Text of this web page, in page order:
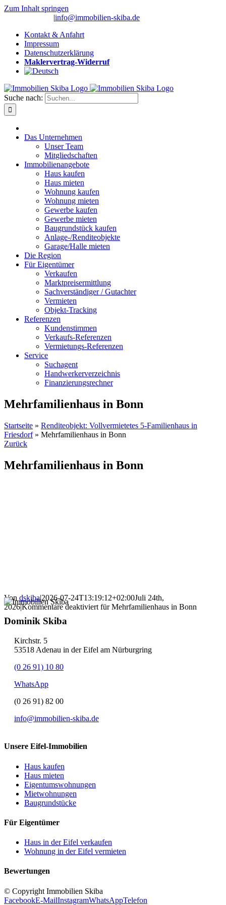
Zum Inhalt springen
|info@immobilien-skiba.de
Kontakt & Anfahrt
Impressum
Datenschutzerklärung
Maklervertrag-Widerruf
Suche nach:
Das Unternehmen
Unser Team
Mitgliedschaften
Immobilienangebote
Haus kaufen
Haus mieten
Wohnung kaufen
Wohnung mieten
Gewerbe kaufen
Gewerbe mieten
Baugrundstück kaufen
Anlage-/Renditeobjekte
Garage/Halle mieten
Die Region
Für Eigentümer
Verkaufen
Marktpreisermittlung
Sachverständiger / Gutachter
Vermieten
Objekt-Tracking
Referenzen
Kundenstimmen
Verkaufs-Referenzen
Vermietungs-Referenzen
Service
Suchagent
Handwerkerverzeichnis
Finanzierungsrechner
Mehrfamilienhaus in Bonn
Startseite » Renditeobjekt: Vollvermietetes 5-Familienhaus in
Friesdorf» Mehrfamilienhaus in Bonn
Zurück
Mehrfamilienhaus in Bonn
Von dskiba|2026-07-24T13:19:12+02:00Juli 24th,
2026|Kommentare deaktiviert für Mehrfamilienhaus in Bonn
Dominik Skiba
Kirchstr. 5
53518 Adenau in der Eifel am Nürburgring
(0 26 91) 10 80
WhatsApp
(0 26 91) 82 00
info@immobilien-skiba.de
Unsere Eifel-Immobilien
Haus kaufen
Haus mieten
Eigentumswohnungen
Mietwohnungen
Baugrundstücke
Für Eigentümer
Haus in der Eifel verkaufen
Wohnung in der Eifel vermieten
Bewertungen
© Copyright Immobilien Skiba
FacebookE-MailInstagramWhatsAppTelefon